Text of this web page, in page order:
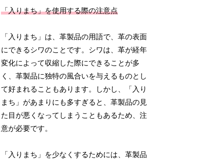
「入りまち」を使用する際の注意点
「入りまち」は、革製品の用語で、革の表面
にできるシワのことです。シワは、革が経年
変化によって収縮した際にできることが多
く、革製品に独特の風合いを与えるものとし
て好まれることもあります。しかし、「入り
まち」があまりにも多すぎると、革製品の見
た目が悪くなってしまうこともあるため、注
意が必要です。
「入りまち」を少なくするためには、革製品